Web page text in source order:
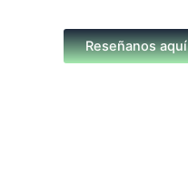
Reseñanos aquí